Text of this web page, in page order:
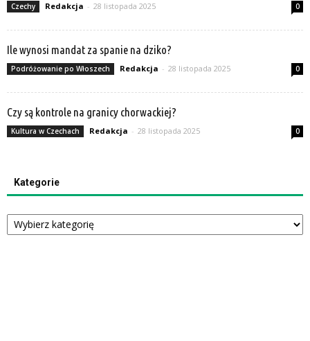
Czechy Redakcja - 28 listopada 2025 0
Ile wynosi mandat za spanie na dziko?
Podróżowanie po Włoszech Redakcja - 28 listopada 2025 0
Czy są kontrole na granicy chorwackiej?
Kultura w Czechach Redakcja - 28 listopada 2025 0
Kategorie
Kategorie